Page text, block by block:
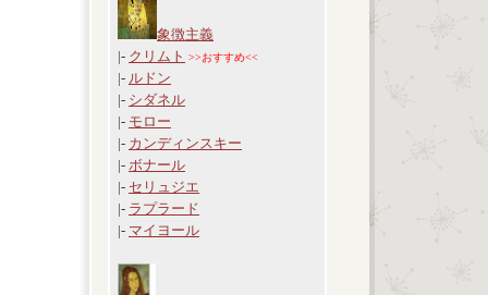
象徴主義
|- クリムト >>おすすめ<<
|- ルドン
|- シダネル
|- モロー
|- カンディンスキー
|- ボナール
|- セリュジエ
|- ラプラード
|- マイヨール